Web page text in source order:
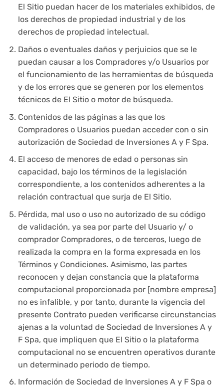
El Sitio puedan hacer de los materiales exhibidos, de
los derechos de propiedad industrial y de los
derechos de propiedad intelectual.
Daños o eventuales daños y perjuicios que se le
puedan causar a los Compradores y/o Usuarios por
el funcionamiento de las herramientas de búsqueda
y de los errores que se generen por los elementos
técnicos de El Sitio o motor de búsqueda.
Contenidos de las páginas a las que los
Compradores o Usuarios puedan acceder con o sin
autorización de Sociedad de Inversiones A y F Spa.
El acceso de menores de edad o personas sin
capacidad, bajo los términos de la legislación
correspondiente, a los contenidos adherentes a la
relación contractual que surja de El Sitio.
Pérdida, mal uso o uso no autorizado de su código
de validación, ya sea por parte del Usuario y/ o
comprador Compradores, o de terceros, luego de
realizada la compra en la forma expresada en los
Términos y Condiciones. Asimismo, las partes
reconocen y dejan constancia que la plataforma
computacional proporcionada por [nombre empresa]
no es infalible, y por tanto, durante la vigencia del
presente Contrato pueden verificarse circunstancias
ajenas a la voluntad de Sociedad de Inversiones A y
F Spa, que impliquen que El Sitio o la plataforma
computacional no se encuentren operativos durante
un determinado periodo de tiempo.
Información de Sociedad de Inversiones A y F Spa o